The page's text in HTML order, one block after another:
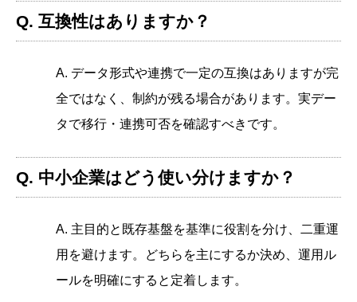
Q. 互換性はありますか？
A. データ形式や連携で一定の互換はありますが完
全ではなく、制約が残る場合があります。実デー
タで移行・連携可否を確認すべきです。
Q. 中小企業はどう使い分けますか？
A. 主目的と既存基盤を基準に役割を分け、二重運
用を避けます。どちらを主にするか決め、運用ル
ールを明確にすると定着します。